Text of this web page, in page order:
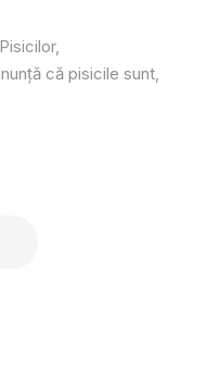
că pisicile sunt,